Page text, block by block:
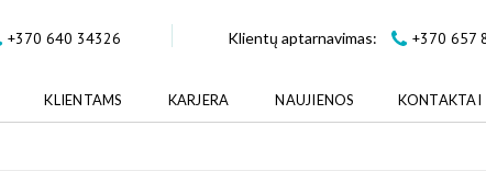
+370 640 34326 Klientų aptarnavimas: +370 657
KLIENTAMS KARJERA NAUJIENOS KONTAKTAI